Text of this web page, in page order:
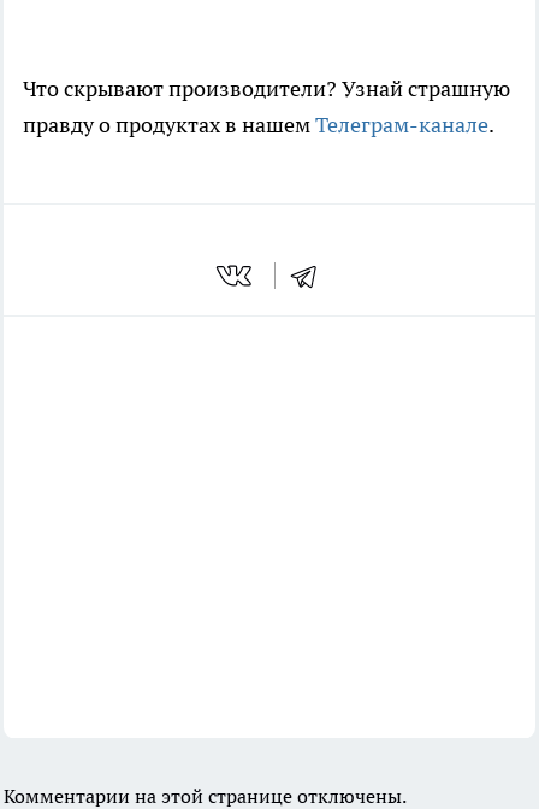
Что скрывают производители? Узнай страшную
правду о продуктах в нашемТелеграм-канале.
Комментарии на этой странице отключены.